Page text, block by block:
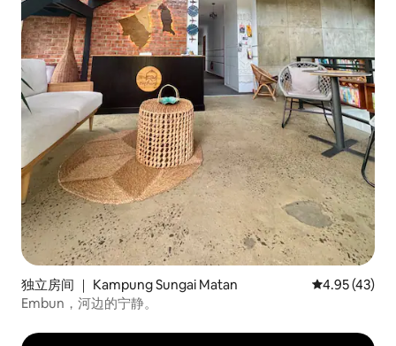
独立房间 ｜ Kampung Sungai Matan 平均评分
4.95 (43)
Embun，河边的宁静。